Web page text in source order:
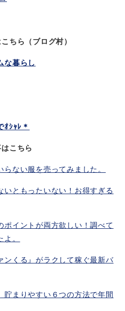
ちら（ブログ村）
な暮らし
ｵｼｬﾚ＊
こちら
ない服を売ってみました。
ともったいない！お得すぎる
イントが両方欲しい！調べて
。
くる』がラクして稼ぐ最新バ
まりやすい６つの方法で年間